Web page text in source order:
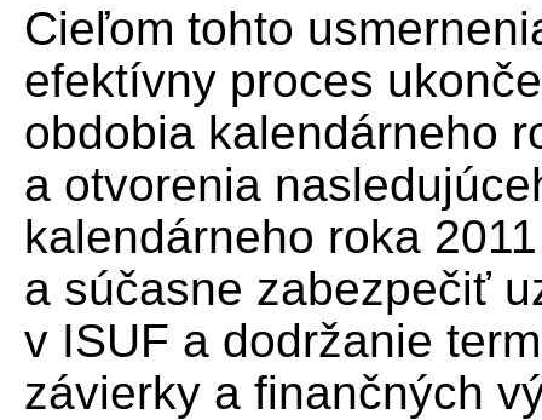
Cieľom tohto
efektívny proces
obdobia kalendárneho
a otvorenia
kalendárneho roka
a súčasne zabezpečiť
v ISUF a dodržanie
závierky a finančných